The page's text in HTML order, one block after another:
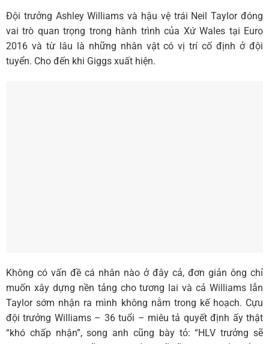
Đội trưởng Ashley Williams và hậu vệ trái Neil Taylor đóng
vai trò quan trọng trong hành trình của Xứ Wales tại Euro
2016 và từ lâu là những nhân vật có vị trí cố định ở đội
tuyển. Cho đến khi Giggs xuất hiện.
Không có vấn đề cá nhân nào ở đây cả, đơn giản ông chỉ
muốn xây dựng nền tảng cho tương lai và cả Williams lẫn
Taylor sớm nhận ra mình không nằm trong kế hoạch. Cựu
đội trưởng Williams – 36 tuổi – miêu tả quyết định ấy thật
“khó chấp nhận”, song anh cũng bày tỏ: “HLV trưởng sẽ